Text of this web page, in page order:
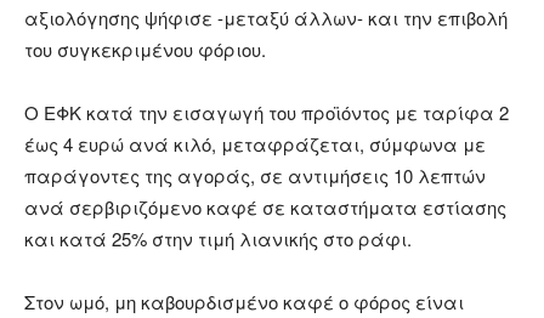
αξιολόγησης ψήφισε -μεταξύ άλλων- και την επιβολή
του συγκεκριμένου φόριου.
Ο ΕΦΚ κατά την εισαγωγή του προϊόντος με ταρίφα 2
έως 4 ευρώ ανά κιλό, μεταφράζεται, σύμφωνα με
παράγοντες της αγοράς, σε αντιμήσεις 10 λεπτών
ανά σερβιριζόμενο καφέ σε καταστήματα εστίασης
και κατά 25% στην τιμή λιανικής στο ράφι.
Στον ωμό, μη καβουρδισμένο καφέ ο φόρος είναι